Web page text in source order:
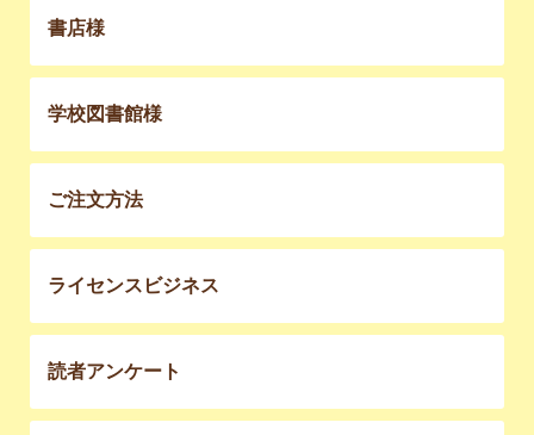
書店様
学校図書館様
ご注文方法
ライセンスビジネス
読者アンケート